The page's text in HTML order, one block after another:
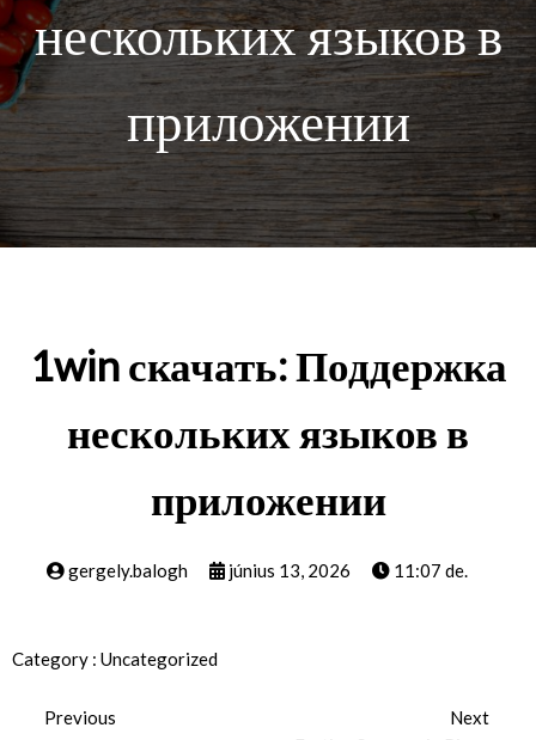
нескольких языков в
приложении
1win скачать: Поддержка
нескольких языков в
приложении
gergely.balogh június 13, 2026 11:07 de.
Category : Uncategorized
Previous
Next